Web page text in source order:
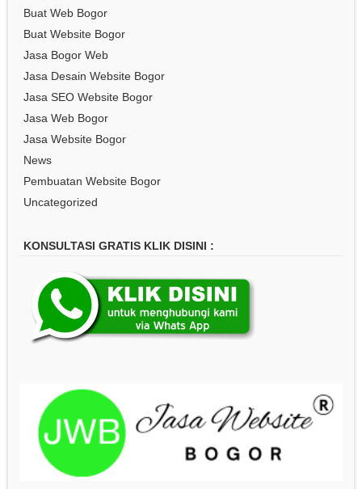
Buat Web Bogor
Buat Website Bogor
Jasa Bogor Web
Jasa Desain Website Bogor
Jasa SEO Website Bogor
Jasa Web Bogor
Jasa Website Bogor
News
Pembuatan Website Bogor
Uncategorized
KONSULTASI GRATIS KLIK DISINI :